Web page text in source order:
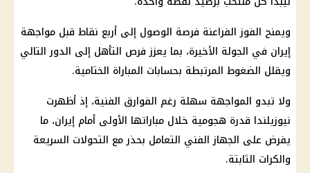
ويمنح الفوز الفراعنة فرصة الوصول إلى أربع نقاط قبل مواجهة
إيران في الجولة الأخيرة، بما يعزز فرص التأهل إلى الدور التالي
ويقلل الضغوط المرتبطة بحسابات المباراة الختامية.
ولا تبدو المواجهة سهلة رغم الفوارق الفنية، إذ أظهرت
نيوزيلندا قدرة هجومية خلال مباراتها الأولى أمام إيران، ما
يفرض على الجهاز الفني التعامل بحذر مع التحولات السريعة
والكرات الثابتة.